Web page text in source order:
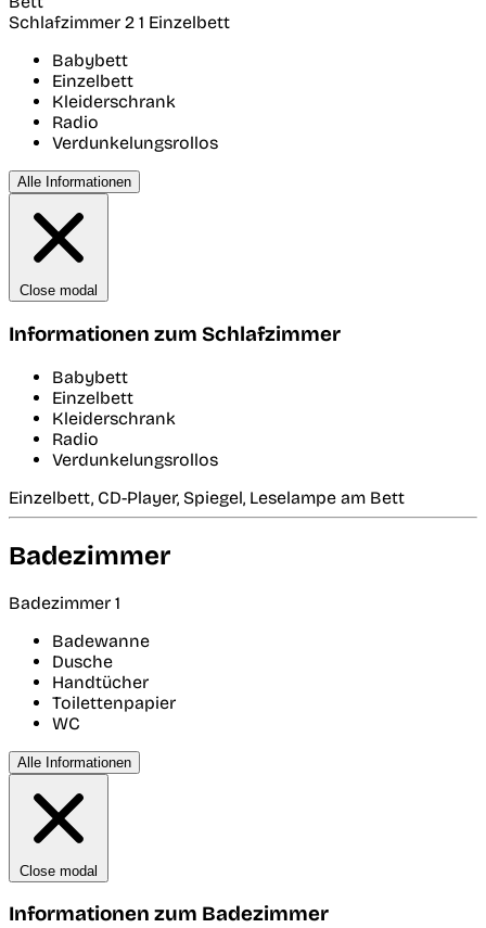
Schlafzimmer 2 1 Einzelbett
Babybett
Einzelbett
Kleiderschrank
Radio
Verdunkelungsrollos
Alle Informationen
Close modal
Informationen zum Schlafzimmer
Babybett
Einzelbett
Kleiderschrank
Radio
Verdunkelungsrollos
Einzelbett, CD-Player, Spiegel, Leselampe am Bett
Badezimmer
Badezimmer 1
Badewanne
Dusche
Handtücher
Toilettenpapier
WC
Alle Informationen
Close modal
Informationen zum Badezimmer